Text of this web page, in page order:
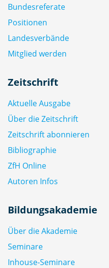
Bundesreferate
Positionen
Landesverbände
Mitglied werden
Zeitschrift
Aktuelle Ausgabe
Über die Zeitschrift
Zeitschrift abonnieren
Bibliographie
ZfH Online
Autoren Infos
Bildungsakademie
Über die Akademie
Seminare
Inhouse-Seminare